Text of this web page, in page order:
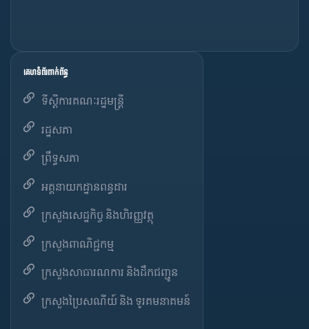
គេហទំព័រពាក់ព័ន្ធ
ទីស្តីការគណៈរដ្ឋមន្ត្រី
រដ្ឋសភា
ព្រឹទ្ធសភា
អគ្គនាយកដ្ឋានពន្ធដារ
ក្រសួងសេដ្ឋកិច្ច និងហិរញ្ញវត្ថុ
ក្រសួងពាណិជ្ជកម្ម
ក្រសួងសាធារណការ និងដឹកជញ្ជូន
ក្រសួងប្រៃសណីយ៍ និង ទូរគមនាគមន៍